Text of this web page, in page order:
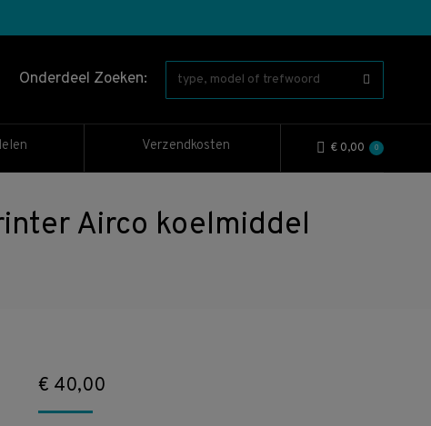
Onderdeel Zoeken:
Verzendkosten € 0,00 0
Airco koelmiddel
€ 40,00